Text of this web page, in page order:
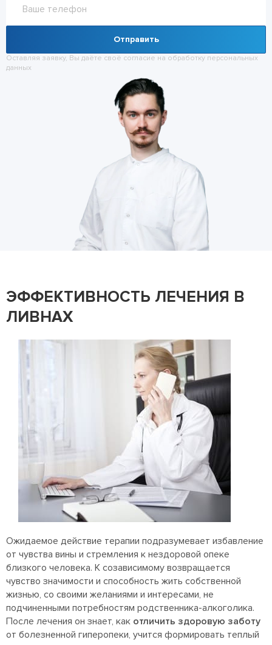
Отправить
Оставляя заявку, Вы даёте своё согласие на обработку персональных
данных
ЭФФЕКТИВНОСТЬ ЛЕЧЕНИЯ В
ЛИВНАХ
Ожидаемое действие терапии подразумевает избавление
от чувства вины и стремления к нездоровой опеке
близкого человека. К созависимому возвращается
чувство значимости и способность жить собственной
жизнью, со своими желаниями и интересами, не
подчиненными потребностям родственника-алкоголика.
После лечения он знает, как отличить здоровую заботу
от болезненной гиперопеки, учится формировать теплый